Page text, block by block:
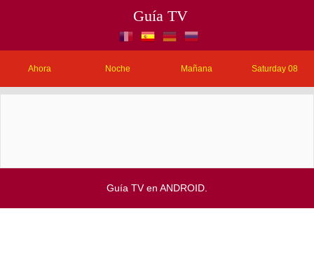
Guía TV
Ahora Noche Mañana Saturday 08
Guía TV en ANDROID.